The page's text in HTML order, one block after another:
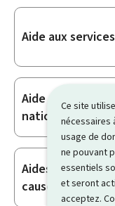
Ce site
nécessaires
usage de
ne pouvant
essentiels
et seront
acceptez.
Aide aux
Aide pour une
nationale
Aides destinées
causés par